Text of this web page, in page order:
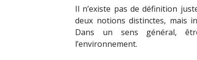
Il n’existe pas de définition
deux notions distinctes, mais
Dans un sens général,
l’environnement.